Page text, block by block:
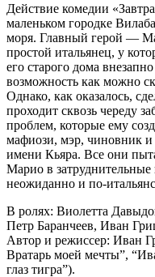
Действие комедии
маленьком городке
моря. Главный герой —
простой итальянец, у
его старого дома
возможность как можно
Однако, как оказалось,
проходит сквозь череду
проблем, которые ему
мафиози, мэр, чиновник
имени Кьяра. Все они
Марио в затруднительные
неожиданно и по-
В ролях: Виолетта
Петр Баранчеев, Иван
Автор и режиссер: Иван
Вратарь моей мечты”,
глаз тигра”).